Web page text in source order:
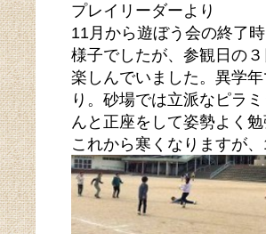
プレイリーダーより
11月から遊ぼう会の終了
様子でしたが、参観日の
楽しんでいました。異学
り。砂場では立派なピラ
んと正座をして姿勢よく
これから寒くなりますが